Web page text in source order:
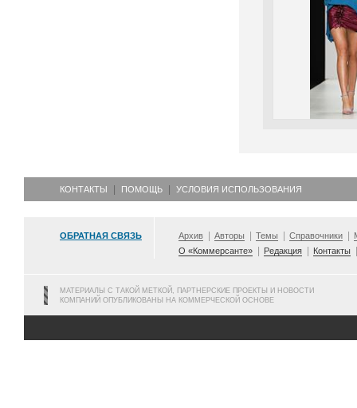
КОНТАКТЫ ПОМОЩЬ УСЛОВИЯ ИСПОЛЬЗОВАНИЯ
ОБРАТНАЯ СВЯЗЬ Архив Авторы Темы Справочники
О «Коммерсанте»
Редакция Контакты
МАТЕРИАЛЫ С ТАКОЙ МЕТКОЙ, ПАРТНЕРСКИЕ ПРОЕКТЫ И НОВОСТИ
КОМПАНИЙ ОПУБЛИКОВАНЫ НА КОММЕРЧЕСКОЙ ОСНОВЕ